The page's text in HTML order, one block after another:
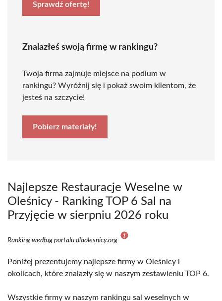
Sprawdź ofertę!
Znalazłeś swoją firmę w rankingu?
Twoja firma zajmuje miejsce na podium w
rankingu? Wyróżnij się i pokaż swoim klientom, że
jesteś na szczycie!
Pobierz materiały!
Najlepsze Restauracje Weselne w
Oleśnicy - Ranking TOP 6 Sal na
Przyjęcie w sierpniu 2026 roku
Ranking według portalu dlaolesnicy.org
Poniżej prezentujemy najlepsze firmy w Oleśnicy i
okolicach, które znalazły się w naszym zestawieniu TOP 6.
Wszystkie firmy w naszym rankingu sal weselnych w